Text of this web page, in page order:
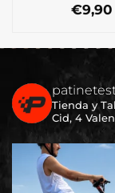
€9,90
Tienda y
Cid, 4